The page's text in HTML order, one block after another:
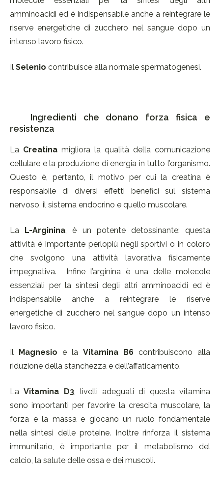
amminoacidi ed è indispensabile anche a reintegrare le
riserve energetiche di zucchero nel sangue dopo un
intenso lavoro fisico.
Il Selenio contribuisce alla normale spermatogenesi.
Ingredienti che donano forza fisica e
resistenza
La Creatina migliora la qualità della comunicazione
cellulare e la produzione di energia in tutto l’organismo.
Questo è, pertanto, il motivo per cui la creatina è
responsabile di diversi effetti benefici sul sistema
nervoso, il sistema endocrino e quello muscolare.
La L-Arginina, è un potente detossinante: questa
attività è importante perlopiù negli sportivi o in coloro
che svolgono una attività lavorativa fisicamente
impegnativa. Infine l’arginina è una delle molecole
essenziali per la sintesi degli altri amminoacidi ed è
indispensabile anche a reintegrare le riserve
energetiche di zucchero nel sangue dopo un intenso
lavoro fisico.
Il Magnesio e la Vitamina B6 contribuiscono alla
riduzione della stanchezza e dell’affaticamento.
LaVitamina D3, livelli adeguati di questa vitamina
sono importanti per favorire la crescita muscolare, la
forza e la massa e giocano un ruolo fondamentale
nella sintesi delle proteine. Inoltre rinforza il sistema
immunitario, è importante per il metabolismo del
calcio, la salute delle ossa e dei muscoli.